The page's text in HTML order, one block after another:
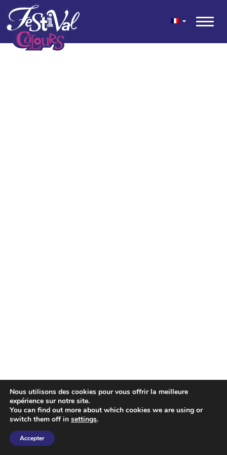
geen content gevonden
© 2026 Festival Colours® est un mélange festif de couleurs pour
jardin et terrasse développé par Kwekerij Wouters.
Nous utilisons des cookies pour vous offrir la meilleure
expérience sur notre site.
You can find out more about which cookies we are using or
switch them off in settings.
Accepter